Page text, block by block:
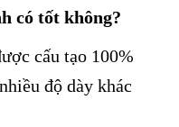
có tốt không?
cấu tạo 100%
độ dày khác